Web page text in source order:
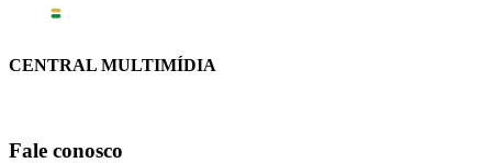
CENTRAL MULTIMÍDIA
Fale conosco